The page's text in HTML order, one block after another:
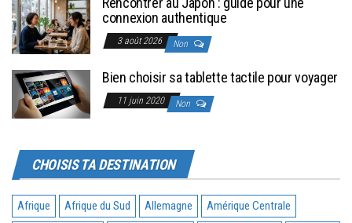
connexion authentique
3 août 2026 Non
Bien choisir sa tablette tactile pour voyager
11 juin 2020 Non
CHOISIS TA DESTINATION
Afrique Afrique du Sud Allemagne
Amérique Centrale